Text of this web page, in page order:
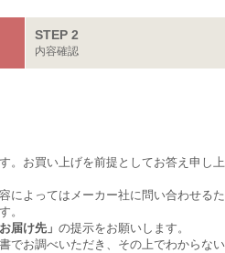
STEP 2
内容確認
。お買い上げを前提としてお答え申し
によってはメーカー社に問い合わせる
。
届け先」 の提示をお願いします。
でお調べいただき、その上でわからな